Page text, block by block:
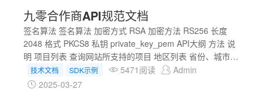
九零合作商API规范文档
签名算法 签名算法 加密方式 RSA 加密方法 RS256 长度
2048 格式 PKCS8 私钥 private_key_pem API大纲 方法 说
明 项目列表 查询网站所支持的项目 地区列表 省份、城市列
表 产品列表 产品带宽列表
技术文档 SDK示例 5471阅读
Admin
2025-03-27